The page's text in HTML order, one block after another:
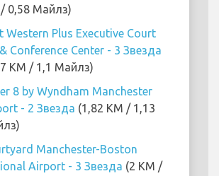
0,58 Майлз)
Western Plus Executive Court
Conference Center - 3 Звезда
KM / 1,1 Майлз)
8 by Wyndham Manchester
- 2 Звезда (1,82 KM / 1,13
Manchester-Boston
Airport - 3 Звезда (2 KM /